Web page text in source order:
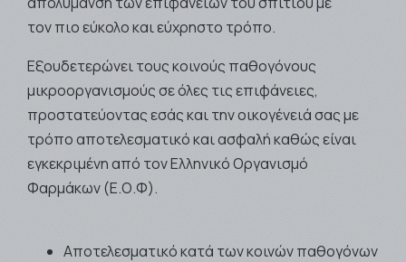
τον πιο εύκολο και εύχρηστο τρόπο.
Εξουδετερώνει τους κοινούς παθογόνους
μικροοργανισμούς σε όλες τις επιφάνειες,
προστατεύοντας εσάς και την οικογένειά σας με
τρόπο αποτελεσματικό και ασφαλή καθώς είναι
εγκεκριμένη από τον Ελληνικό Οργανισμό
Φαρμάκων (Ε.Ο.Φ).
Aποτελεσματικό κατά των κοινών παθογόνων